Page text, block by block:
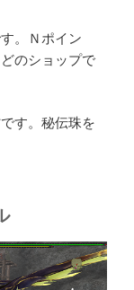
。Ｎポイン
のショップで
す。秘伝珠を